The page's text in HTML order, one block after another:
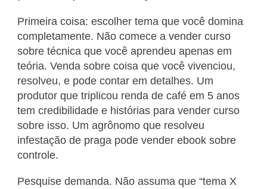
Primeira coisa: escolher tema que você domina
completamente. Não comece a vender curso
sobre técnica que você aprendeu apenas em
teória. Venda sobre coisa que você vivenciou,
resolveu, e pode contar em detalhes. Um
produtor que triplicou renda de café em 5 anos
tem credibilidade e histórias para vender curso
sobre isso. Um agrônomo que resolveu
infestação de praga pode vender ebook sobre
controle.
Pesquise demanda. Não assuma que “tema X